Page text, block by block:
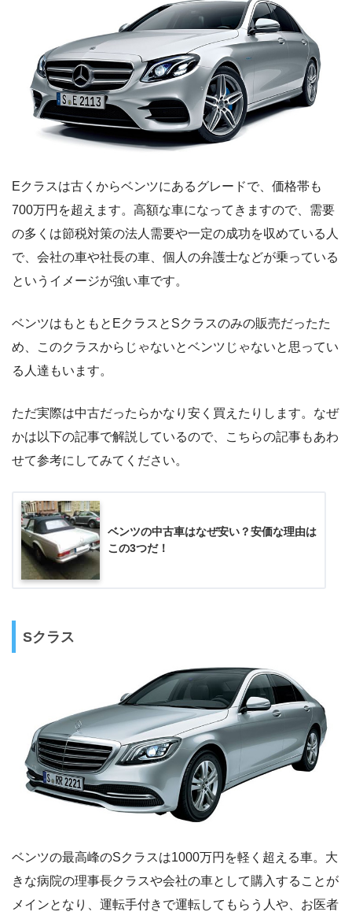
Eクラスは古くからベンツにあるグレードで、価格帯も
700万円を超えます。高額な車になってきますので、需要
の多くは節税対策の法人需要や一定の成功を収めている人
で、会社の車や社長の車、個人の弁護士などが乗っている
というイメージが強い車です。
ベンツはもともとEクラスとSクラスのみの販売だったた
め、このクラスからじゃないとベンツじゃないと思ってい
る人達もいます。
ただ実際は中古だったらかなり安く買えたりします。なぜ
かは以下の記事で解説しているので、こちらの記事もあわ
せて参考にしてみてください。
ベンツの中古車はなぜ安い？安価な理由は
この3つだ！
Sクラス
ベンツの最高峰のSクラスは1000万円を軽く超える車。大
きな病院の理事長クラスや会社の車として購入することが
メインとなり、運転手付きで運転してもらう人や、お医者